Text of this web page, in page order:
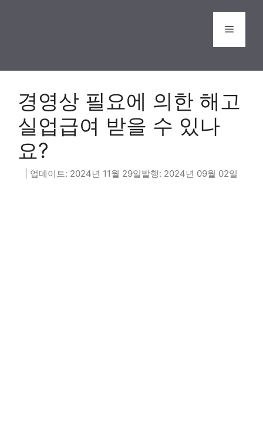
Menu
경영상 필요에 의한 해고
실업급여 받을 수 있나
요?
2024년 11월 29일 2024년 09월 02일